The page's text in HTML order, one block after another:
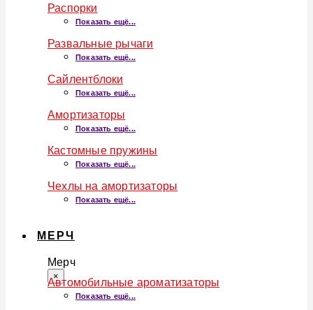
Распорки
Показать ещё...
Развальные рычаги
Показать ещё...
Сайлентблоки
Показать ещё...
Амортизаторы
Показать ещё...
Кастомные пружины
Показать ещё...
Чехлы на амортизаторы
Показать ещё...
МЕРЧ
Мерч
×
Автомобильные ароматизаторы
Показать ещё...